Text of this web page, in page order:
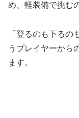
め、軽装備で挑む
「登るのも下る
うプレイヤーから
ます。